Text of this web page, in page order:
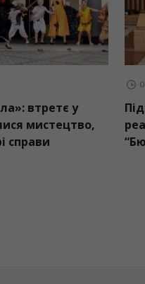
Сила»: втретє у
мистецтво,
і добрі справи